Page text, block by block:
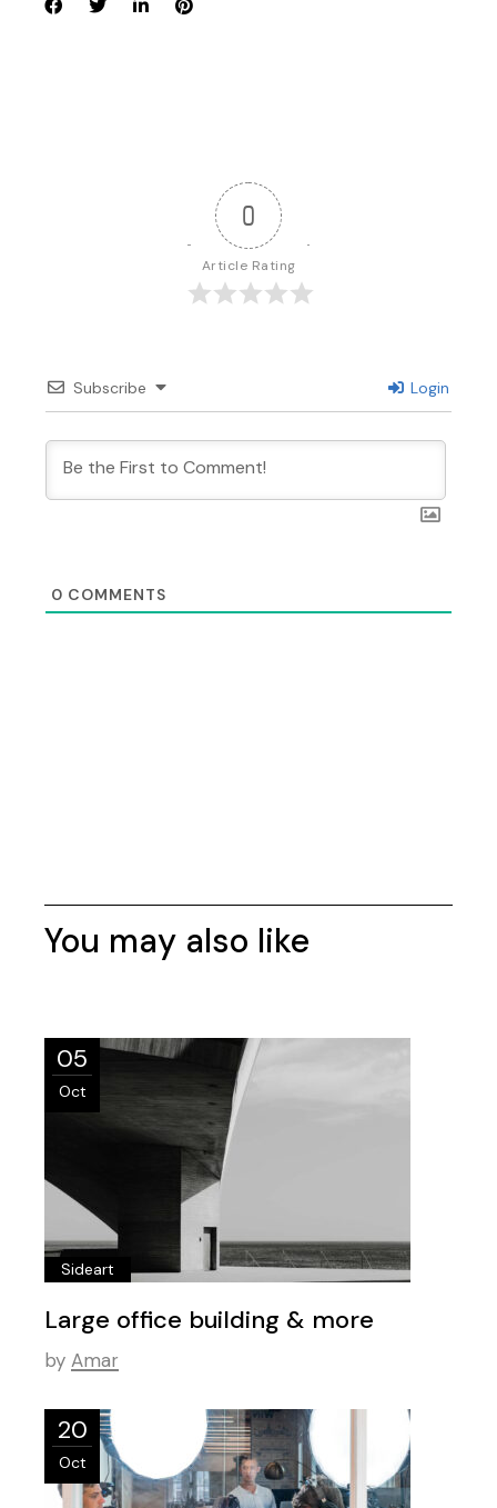
0
Article Rating
Subscribe Login
0 COMMENTS
You may also like
05
Oct
Sideart
Large office building & more
by Amar
20
Oct